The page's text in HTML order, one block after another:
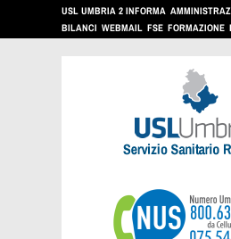
USL UMBRIA 2 INFORMA
BILANCI WEBMAIL FSE FORMAZIONE